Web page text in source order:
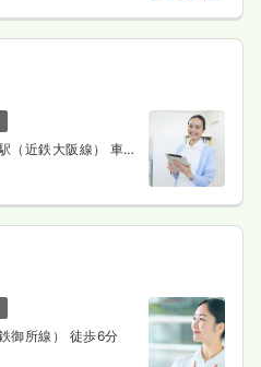
（近鉄大阪線） 車
御所線） 徒歩6分